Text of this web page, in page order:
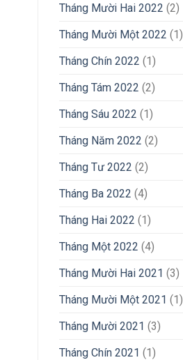
Tháng Mười Hai 2022 (2)
Tháng Mười Một 2022 (1)
Tháng Chín 2022 (1)
Tháng Tám 2022 (2)
Tháng Sáu 2022 (1)
Tháng Năm 2022 (2)
Tháng Tư 2022 (2)
Tháng Ba 2022 (4)
Tháng Hai 2022 (1)
Tháng Một 2022 (4)
Tháng Mười Hai 2021 (3)
Tháng Mười Một 2021 (1)
Tháng Mười 2021 (3)
Tháng Chín 2021 (1)